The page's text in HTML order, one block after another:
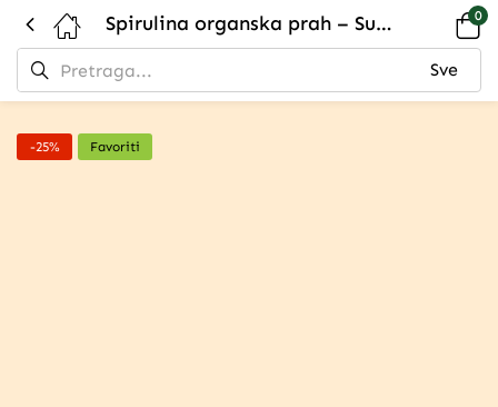
Spirulina organska prah – Superhrana za detoksikaciju i imunitet 0
-25% Favoriti